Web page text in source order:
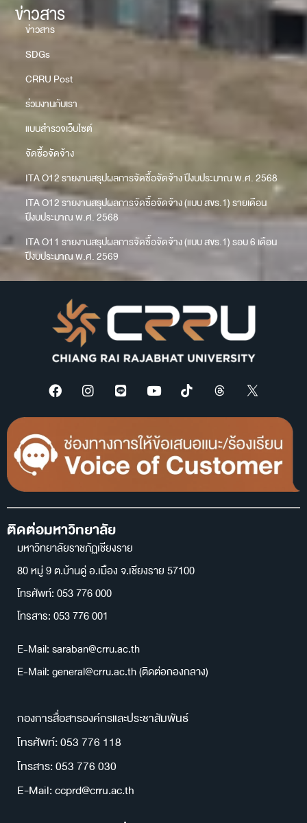
ข่าวสาร
ข่าวสาร
SDGs
CRRU Post
ร่วมงานกับเรา
แบบสำรวจเว็บไซต์
จัดซื้อจัดจ้าง
ITA O12 รายงานสรุปผลการจัดซื้อจัดจ้าง ปีงบประมาณ พ.ศ. 2568
ITA O12 รายงานสรุปผลการจัดซื้อจัดจ้าง (แบบ สขร.1) รายเดือน
ปีงบประมาณ พ.ศ. 2568
ITA O11 รายงานสรุปผลการจัดซื้อจัดจ้าง (แบบ สขร.1) รอบ 6 เดือน
ปีงบประมาณ พ.ศ. 2569
ติดต่อมหาวิทยาลัย
มหาวิทยาลัยราชภัฏเชียงราย
80 หมู่ 9 ต.บ้านดู่ อ.เมือง จ.เชียงราย 57100
โทรศัพท์: 053 776 000
โทรสาร: 053 776 001
E-Mail: saraban@crru.ac.th
E-Mail: general@crru.ac.th (ติดต่อกองกลาง)
กองการสื่อสารองค์กรและประชาสัมพันธ์
โทรศัพท์: 053 776 118
โทรสาร: 053 776 030
E-Mail: ccprd@crru.ac.th